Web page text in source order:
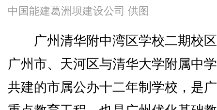
中国能建葛洲坝建设公司 供图
广州清华附中湾区学校二期校
广州市、天河区与清华大学附属中
共建的市属公办十二年制学校，是